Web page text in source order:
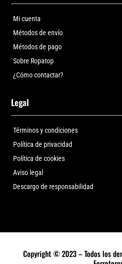
Mi cuenta
Métodos de envío
Métodos de pago
Sobre Ropatop
¿Cómo contactar?
Legal
Términos y condiciones
Política de privacidad
Política de cookies
Aviso legal
Descargo de responsabilidad
Copyright © 2023 – Todos los